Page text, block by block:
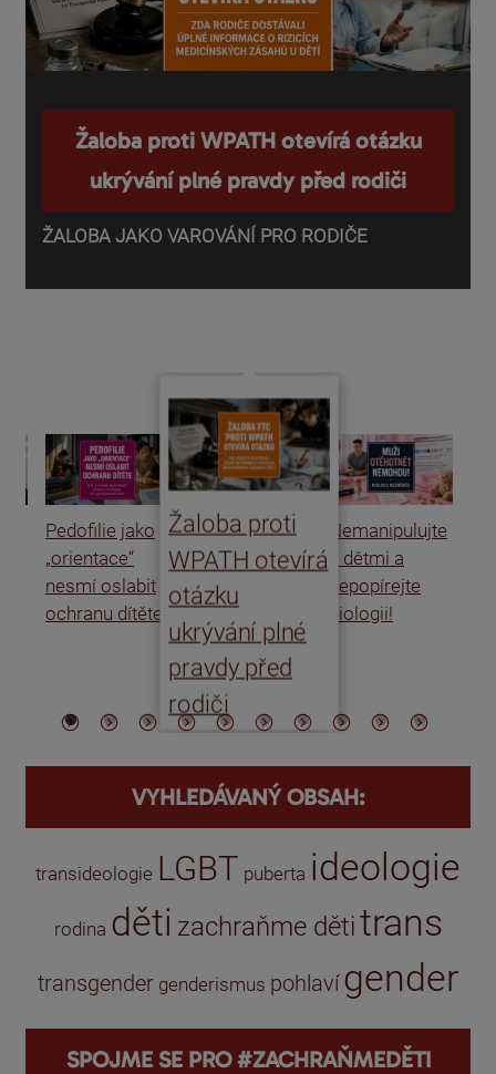
Žaloba proti WPATH otevírá otázku
ukrývání plné pravdy před rodiči
ŽALOBA JAKO VAROVÁNÍ PRO RODIČE
Pedofilie jako
„orientace“
nesmí oslabit
ochranu dítěte
Žaloba proti
WPATH otevírá
otázku
ukrývání plné
pravdy před
rodiči
Nemanipulujte
s dětmi a
nepopírejte
biologii!
VYHLEDÁVANÝ OBSAH:
transideologie LGBT puberta ideologie
rodina děti zachraňme dětitrans
transgender genderismus pohlaví gender
SPOJME SE PRO #ZACHRAŇMEDĚTI